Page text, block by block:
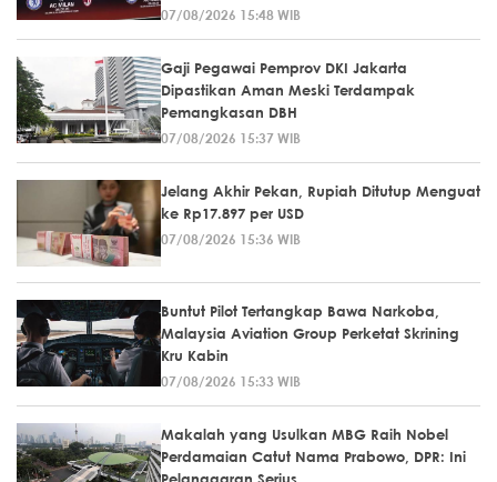
07/08/2026 15:48 WIB
Gaji Pegawai Pemprov DKI Jakarta
Dipastikan Aman Meski Terdampak
Pemangkasan DBH
07/08/2026 15:37 WIB
Jelang Akhir Pekan, Rupiah Ditutup Menguat
ke Rp17.897 per USD
07/08/2026 15:36 WIB
Buntut Pilot Tertangkap Bawa Narkoba,
Malaysia Aviation Group Perketat Skrining
Kru Kabin
07/08/2026 15:33 WIB
Makalah yang Usulkan MBG Raih Nobel
Perdamaian Catut Nama Prabowo, DPR: Ini